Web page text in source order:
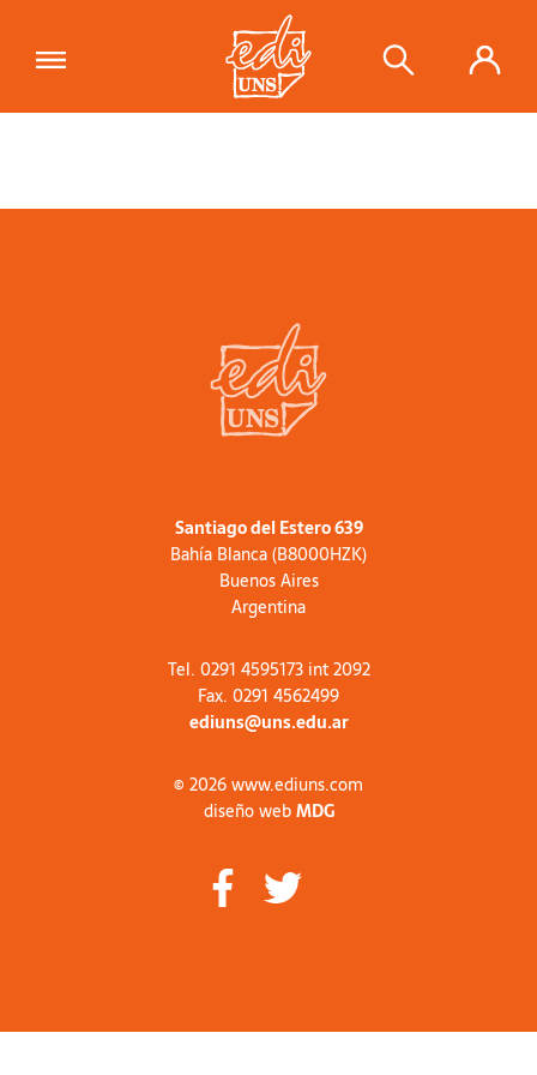
Santiago del Estero 639
Bahía Blanca (B8000HZK)
Buenos Aires
Argentina
Tel. 0291 4595173 int 2092
Fax. 0291 4562499
ediuns@uns.edu.ar
© 2026 www.ediuns.com
diseño webMDG